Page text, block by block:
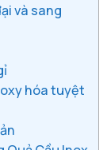
và sang
hóa tuyệt